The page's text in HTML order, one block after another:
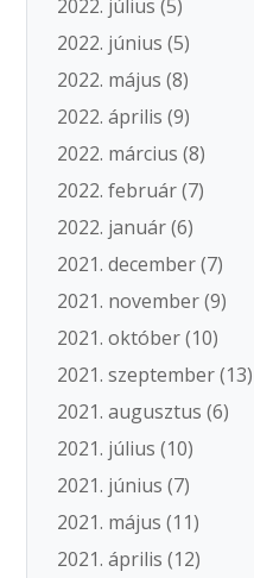
2022. július (5)
2022. június (5)
2022. május (8)
2022. április (9)
2022. március (8)
2022. február(7)
2022. január(6)
2021. december(7)
2021. november(9)
2021. október(10)
2021. szeptember(13)
2021. augusztus (6)
2021. július (10)
2021. június (7)
2021. május (11)
2021. április (12)